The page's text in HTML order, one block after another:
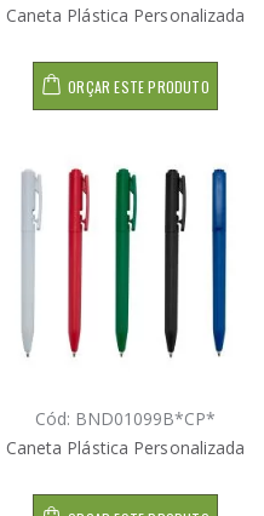
Caneta Plástica Personalizada
ORÇAR ESTE PRODUTO
Cód: BND01099B*CP*
Caneta Plástica Personalizada